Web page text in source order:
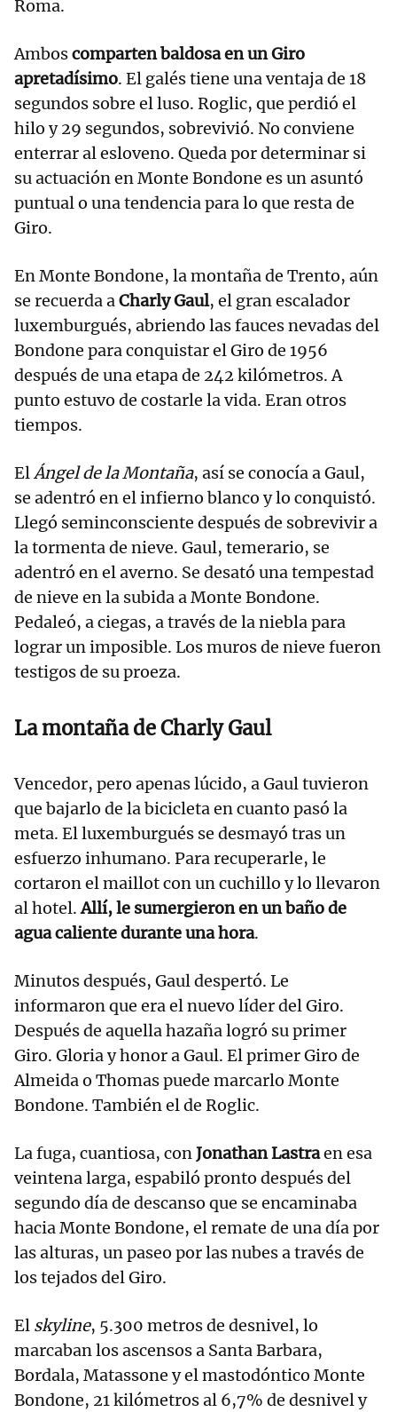
Roma.
Amboscomparten baldosa en un Giro
apretadísimo. El galés tiene una ventaja de 18
segundos sobre el luso. Roglic, que perdió el
hilo y 29 segundos, sobrevivió. No conviene
enterrar al esloveno. Queda por determinar si
su actuación en Monte Bondone es un asuntó
puntual o una tendencia para lo que resta de
Giro.
En Monte Bondone, la montaña de Trento, aún
se recuerda aCharly Gaul, el gran escalador
luxemburgués, abriendo las fauces nevadas del
Bondone para conquistar el Giro de 1956
después de una etapa de 242 kilómetros. A
punto estuvo de costarle la vida. Eran otros
tiempos.
ElÁngel de la Montaña, así se conocía a Gaul,
se adentró en el infierno blanco y lo conquistó.
Llegó seminconsciente después de sobrevivir a
la tormenta de nieve. Gaul, temerario, se
adentró en el averno. Se desató una tempestad
de nieve en la subida a Monte Bondone.
Pedaleó, a ciegas, a través de la niebla para
lograr un imposible. Los muros de nieve fueron
testigos de su proeza.
La montaña de Charly Gaul
Vencedor, pero apenas lúcido, a Gaul tuvieron
que bajarlo de la bicicleta en cuanto pasó la
meta. El luxemburgués se desmayó tras un
esfuerzo inhumano. Para recuperarle, le
cortaron el maillot con un cuchillo y lo llevaron
al hotel.Allí, le sumergieron en un baño de
agua caliente durante una hora.
Minutos después, Gaul despertó. Le
informaron que era el nuevo líder del Giro.
Después de aquella hazaña logró su primer
Giro. Gloria y honor a Gaul. El primer Giro de
Almeida o Thomas puede marcarlo Monte
Bondone. También el de Roglic.
La fuga, cuantiosa, conJonathan Lastraen esa
veintena larga, espabiló pronto después del
segundo día de descanso que se encaminaba
hacia Monte Bondone, el remate de una día por
las alturas, un paseo por las nubes a través de
los tejados del Giro.
El skyline, 5.300 metros de desnivel, lo
marcaban los ascensos a Santa Barbara,
Bordala, Matassone y el mastodóntico Monte
Bondone, 21 kilómetros al 6,7% de desnivel y